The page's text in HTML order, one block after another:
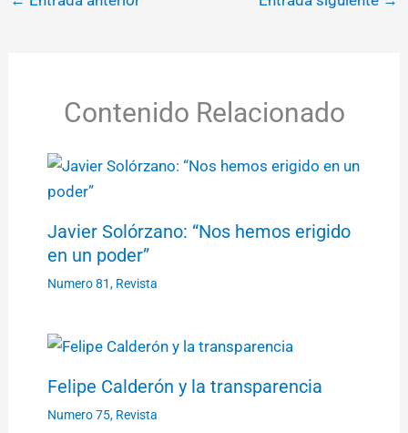
Contenido Relacionado
Javier Solórzano: “Nos hemos erigido
en un poder”
Numero 81, Revista
Felipe Calderón y la transparencia
Numero 75, Revista